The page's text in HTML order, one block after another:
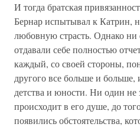
И тогда братская
Бернар испытывал к Катрин,
любовную страсть. Однако
отдавали себе полностью
каждый, со своей стороны,
другого все больше и
детства и юности. Ни один не
происходит в его душе, до
появились обстоятельства,